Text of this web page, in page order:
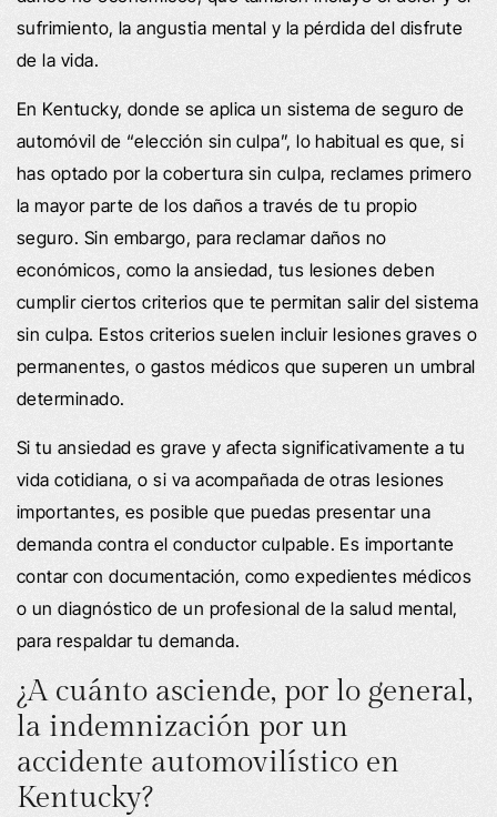
sufrimiento, la angustia mental y la pérdida del disfrute
de la vida.
En Kentucky, donde se aplica un sistema de seguro de
automóvil de “elección sin culpa”, lo habitual es que, si
has optado por la cobertura sin culpa, reclames primero
la mayor parte de los daños a través de tu propio
seguro. Sin embargo, para reclamar daños no
económicos, como la ansiedad, tus lesiones deben
cumplir ciertos criterios que te permitan salir del sistema
sin culpa. Estos criterios suelen incluir lesiones graves o
permanentes, o gastos médicos que superen un umbral
determinado.
Si tu ansiedad es grave y afecta significativamente a tu
vida cotidiana, o si va acompañada de otras lesiones
importantes, es posible que puedas presentar una
demanda contra el conductor culpable. Es importante
contar con documentación, como expedientes médicos
o un diagnóstico de un profesional de la salud mental,
para respaldar tu demanda.
¿A cuánto asciende, por lo general,
la indemnización por un
accidente automovilístico en
Kentucky?